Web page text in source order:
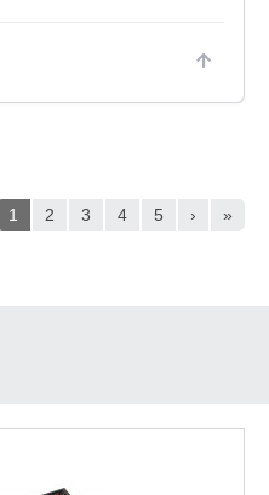
1 2 3 4 5 › »